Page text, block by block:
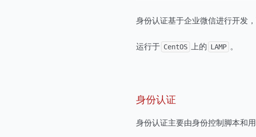
身份认证基于企业微信进行开发
运行于 CentOS 上的 LAMP 。
身份认证
身份认证主要由身份控制脚本和